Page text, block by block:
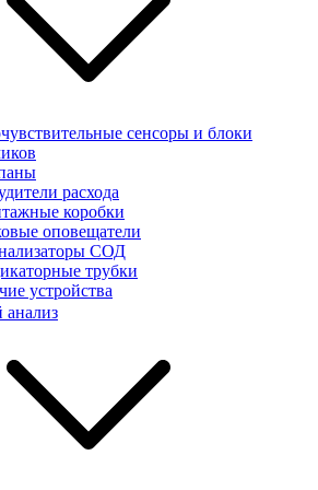
сенсоры и блоки
расхода
коробки
оповещатели
СОД
трубки
устройства